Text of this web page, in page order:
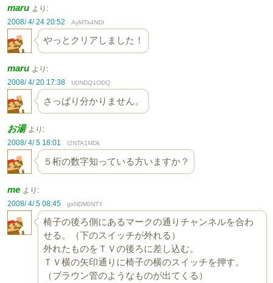
maru より:
2008/ 4/ 24 20:52
AyMTk4NDI
やっとクリアしました！
maru より:
2008/ 4/ 20 17:38
U0NDQ1ODQ
さっぱり分かりません。
お湯 より:
2008/ 4/ 5 18:01
I2NTA1MDk
５桁の数字知っている方いますか？
me より:
2008/ 4/ 5 08:45
gxNDM0NTY
椅子の後ろ側にあるマークの通りチャンネルを合わ
せる。（下のスイッチが外れる）
外れたものをＴＶの後ろに差し込む。
ＴＶ横の矢印通りに椅子の横のスイッチを押す。
（ブラウン管のようなものが出てくる）